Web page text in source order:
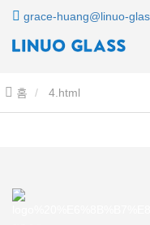
grace-huang@linuo-
홈 4.html